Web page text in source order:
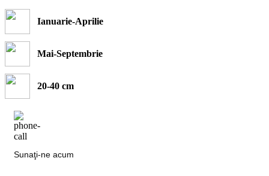
Ianuarie-Aprilie
Mai-Septembrie
20-40 cm
Sunaţi-ne acum